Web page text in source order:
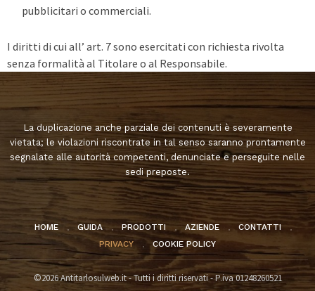
pubblicitari o commerciali.
I diritti di cui all’ art. 7 sono esercitati con richiesta rivolta
senza formalità al Titolare o al Responsabile.
La duplicazione anche parziale dei contenuti è severamente
vietata; le violazioni riscontrate in tal senso saranno prontamente
segnalate alle autorità competenti, denunciate e perseguite nelle
sedi preposte.
HOME GUIDA PRODOTTI AZIENDE
CONTATTI
PRIVACY
COOKIE POLICY
©2026 Antitarlosulweb.it - Tutti i diritti riservati - P.iva 01248260521